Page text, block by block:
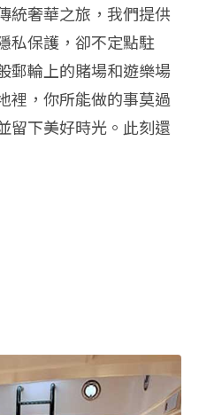
統奢華之旅，我們提供
私保護，卻不定點駐
郵輪上的賭場和遊樂場
裡，你所能做的事莫過
留下美好時光。此刻還